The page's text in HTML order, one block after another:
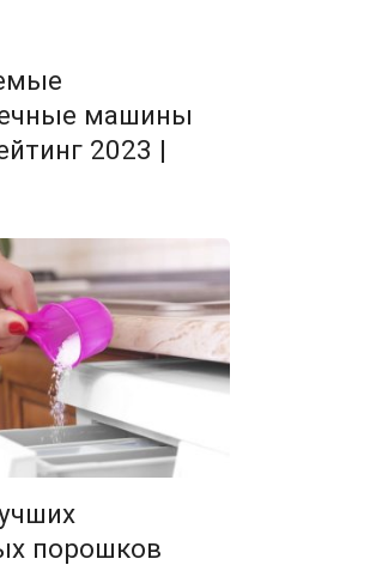
машины
2023 |
порошков